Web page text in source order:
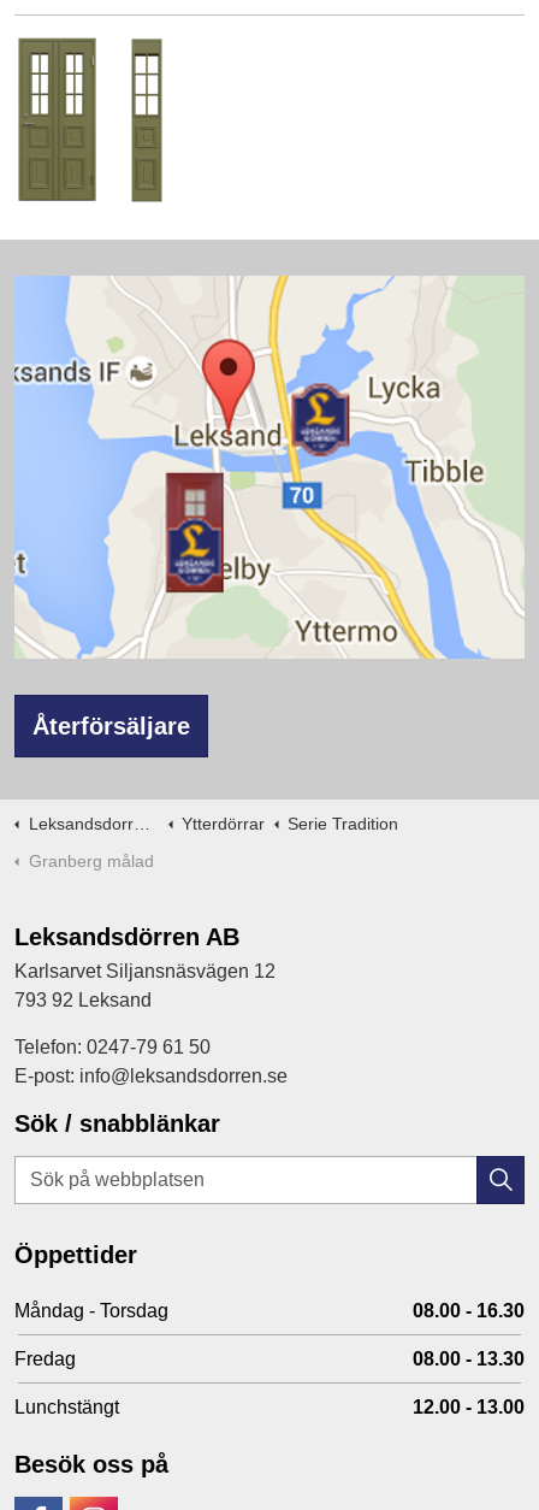
Återförsäljare
Leksandsdorren.se Ytterdörrar
Serie Tradition
Granberg målad
Leksandsdörren AB
Karlsarvet Siljansnäsvägen 12
793 92 Leksand
Telefon: 0247-79 61 50
E-post: info@leksandsdorren.se
Sök / snabblänkar
Öppettider
Måndag - Torsdag 08.00 - 16.30
Fredag 08.00 - 13.30
Lunchstängt 12.00 - 13.00
Besök oss på